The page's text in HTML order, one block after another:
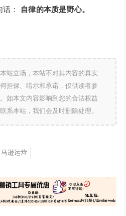
： 自律的本质是野心。
站立场，本站不对其内容的真实
担保、暗示和承诺，仅供读者参
如本文内容影响到您的合法权益
系本站，我们会及时删除处理。
马逊运营